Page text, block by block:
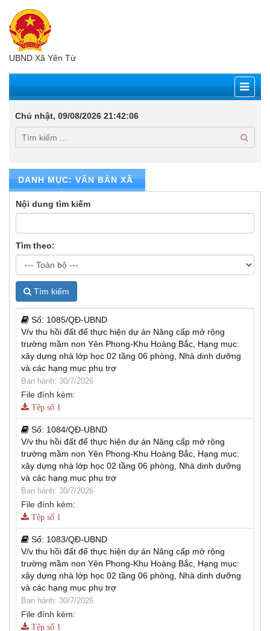
UBND Xã Yên Từ
Chủ nhật, 09/08/2026 21:42:07
DANH MỤC: VĂN BẢN XÃ
Nội dung tìm kiếm
Tìm theo:
Tìm kiếm
Số: 1085/QĐ-UBND
V/v thu hồi đất để thực hiện dự án Nâng cấp mở rộng
trường mầm non Yên Phong-Khu Hoàng Bắc, Hạng mục:
xây dựng nhà lớp học 02 tầng 06 phòng, Nhà dinh dưỡng
và các hạng mục phụ trợ
Ban hành: 30/7/2026
File đính kèm:
Tệp số 1
Số: 1084/QĐ-UBND
V/v thu hồi đất để thực hiện dự án Nâng cấp mở rộng
trường mầm non Yên Phong-Khu Hoàng Bắc, Hạng mục:
xây dựng nhà lớp học 02 tầng 06 phòng, Nhà dinh dưỡng
và các hạng mục phụ trợ
Ban hành: 30/7/2026
File đính kèm:
Tệp số 1
Số: 1083/QĐ-UBND
V/v thu hồi đất để thực hiện dự án Nâng cấp mở rộng
trường mầm non Yên Phong-Khu Hoàng Bắc, Hạng mục:
xây dựng nhà lớp học 02 tầng 06 phòng, Nhà dinh dưỡng
và các hạng mục phụ trợ
Ban hành: 30/7/2026
File đính kèm:
Tệp số 1